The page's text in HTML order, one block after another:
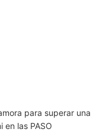
para superar una
en las PASO